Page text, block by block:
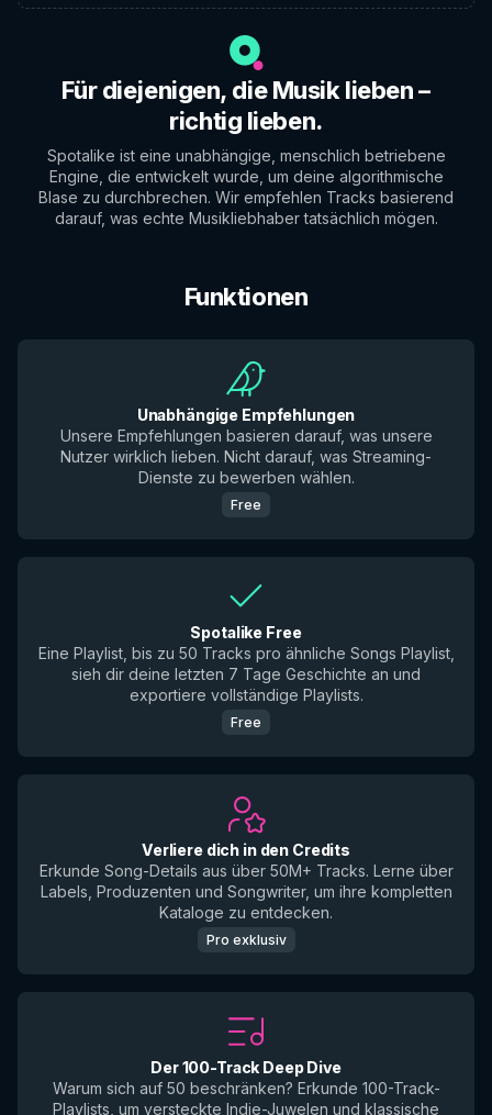
Für diejenigen, die Musik lieben –
richtig lieben.
Spotalike ist eine unabhängige, menschlich betriebene
Engine, die entwickelt wurde, um deine algorithmische
Blase zu durchbrechen. Wir empfehlen Tracks basierend
darauf, was echte Musikliebhaber tatsächlich mögen.
Funktionen
Unabhängige Empfehlungen
Unsere Empfehlungen basieren darauf, was unsere
Nutzer wirklich lieben. Nicht darauf, was Streaming-
Dienste zu bewerben wählen.
Free
Spotalike Free
Eine Playlist, bis zu 50 Tracks pro ähnliche Songs Playlist,
sieh dir deine letzten 7 Tage Geschichte an und
exportiere vollständige Playlists.
Free
Verliere dich in den Credits
Erkunde Song-Details aus über 50M+ Tracks. Lerne über
Labels, Produzenten und Songwriter, um ihre kompletten
Kataloge zu entdecken.
Pro exklusiv
Der 100-Track Deep Dive
Warum sich auf 50 beschränken? Erkunde 100-Track-
Playlists, um versteckte Indie-Juwelen und klassische